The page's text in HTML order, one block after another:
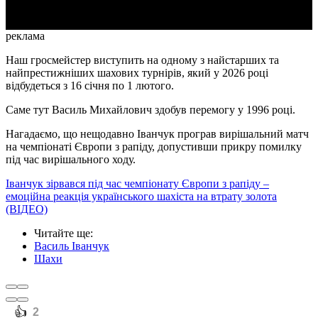
реклама
Наш гросмейстер виступить на одному з найстарших та
найпрестижніших шахових турнірів, який у 2026 році
відбудеться з 16 січня по 1 лютого.
Саме тут Василь Михайлович здобув перемогу у 1996 році.
Нагадаємо, що нещодавно Іванчук програв вирішальний матч
на чемпіонаті Європи з рапіду, допустивши прикру помилку
під час вирішального ходу.
Іванчук зірвався під час чемпіонату Європи з рапіду –
емоційна реакція українського шахіста на втрату золота
(ВІДЕО)
Читайте ще:
Василь Іванчук
Шахи
️👍 2